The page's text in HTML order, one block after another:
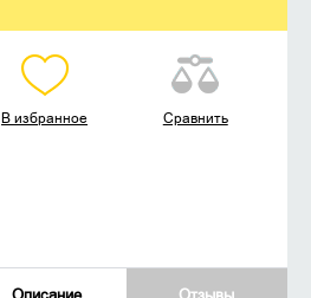
В избранное Сравнить